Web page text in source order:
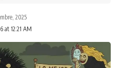
at 12:21 AM
2025